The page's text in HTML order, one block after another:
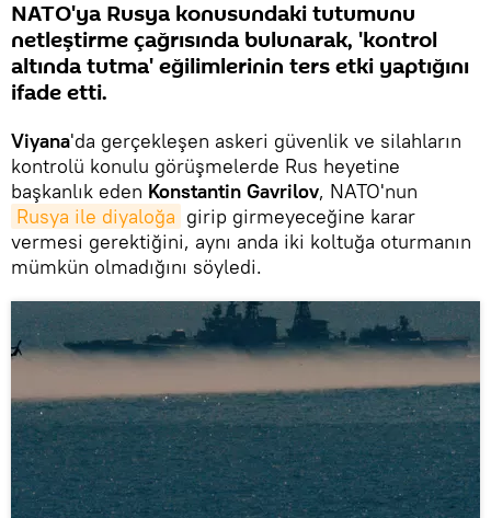
NATO'ya Rusya konusundaki tutumunu
netleştirme çağrısında bulunarak, 'kontrol
altında tutma' eğilimlerinin ters etki yaptığını
ifade etti.
Viyana'da gerçekleşen askeri güvenlik ve silahların
kontrolü konulu görüşmelerde Rus heyetine
başkanlık eden Konstantin Gavrilov, NATO'nun
Rusya ile diyaloğa girip girmeyeceğine karar
vermesi gerektiğini, aynı anda iki koltuğa oturmanın
mümkün olmadığını söyledi.